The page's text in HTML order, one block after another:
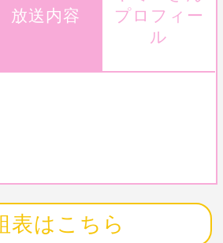
放送内容
プロフィー
ル
表はこちら